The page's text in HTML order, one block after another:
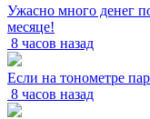
Ужасно много денег
месяце!
8 часов назад
Если на тонометре
8 часов назад